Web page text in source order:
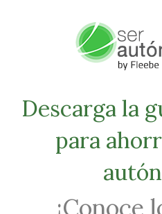
Descarga la
para
¡Conoce